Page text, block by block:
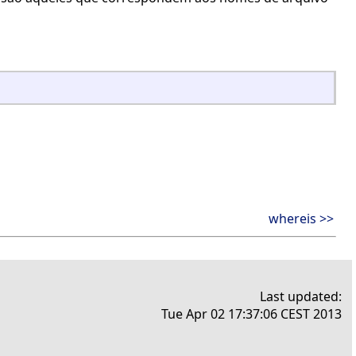
whereis >>
Last updated:
Tue Apr 02 17:37:06 CEST 2013